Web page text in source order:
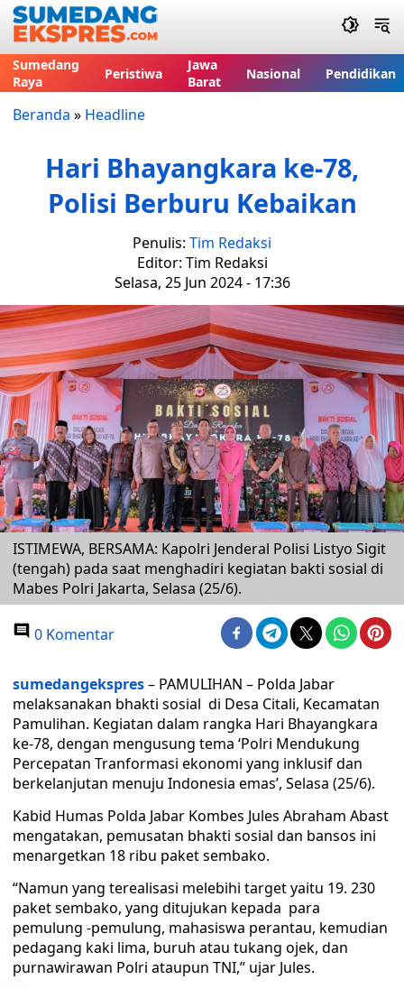
Sumedang
Raya
Peristiwa
Jawa
Barat
Nasional Pendidikan
Beranda » Headline
Hari Bhayangkara ke-78,
Polisi Berburu Kebaikan
Penulis: Tim Redaksi
Editor: Tim Redaksi
Selasa, 25 Jun 2024 - 17:36
ISTIMEWA, BERSAMA: Kapolri Jenderal Polisi Listyo Sigit
(tengah) pada saat menghadiri kegiatan bakti sosial di
Mabes Polri Jakarta, Selasa (25/6).
0 Komentar
sumedangekspres– PAMULIHAN – Polda Jabar
melaksanakan bhakti sosial di Desa Citali, Kecamatan
Pamulihan. Kegiatan dalam rangka Hari Bhayangkara
ke-78, dengan mengusung tema ‘Polri Mendukung
Percepatan Tranformasi ekonomi yang inklusif dan
berkelanjutan menuju Indonesia emas’, Selasa (25/6).
Kabid Humas Polda Jabar Kombes Jules Abraham Abast
mengatakan, pemusatan bhakti sosial dan bansos ini
menargetkan 18 ribu paket sembako.
“Namun yang terealisasi melebihi target yaitu 19. 230
paket sembako, yang ditujukan kepada para
pemulung -pemulung, mahasiswa perantau, kemudian
pedagang kaki lima, buruh atau tukang ojek, dan
purnawirawan Polri ataupun TNI,” ujar Jules.